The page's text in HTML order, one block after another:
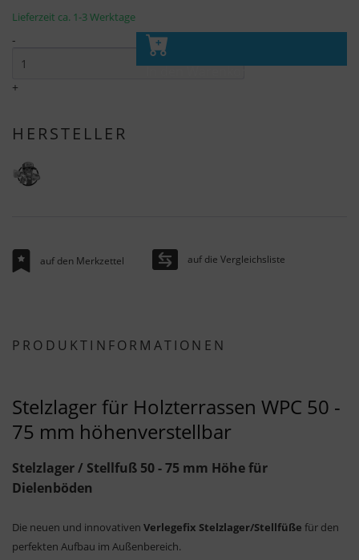
Lieferzeit ca. 1-3 Werktage
-
+
In den Warenkorb
HERSTELLER
auf den Merkzettel auf die Vergleichsliste
PRODUKTINFORMATIONEN
Stelzlager für Holzterrassen WPC 50 -
75 mm höhenverstellbar
Stelzlager / Stellfuß 50 - 75 mm Höhe für
Dielenböden
Die neuen und innovativen Verlegefix Stelzlager/Stellfüße für den
perfekten Aufbau im Außenbereich.